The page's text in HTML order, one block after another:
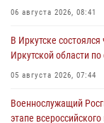
06 августа 2026, 08:41
В Иркутске
Иркутской области
05 августа 2026, 07:44
Военнослужащий
этапе